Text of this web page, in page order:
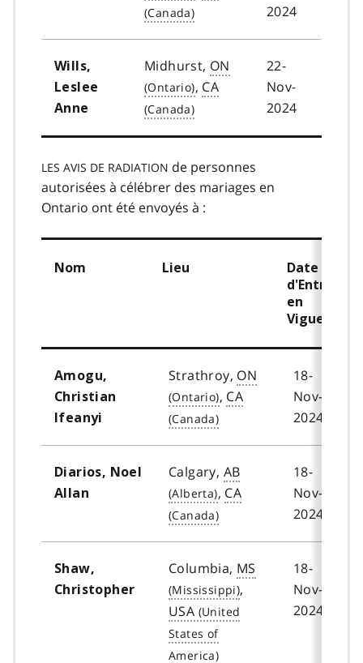
2024
Wills,
Leslee
Anne
Midhurst, ON
, CA
22-
Nov-
2024
LES AVIS DE RADIATION de personnes
autorisées à célébrer des mariages en
Ontario ont été envoyés à :
Nom Lieu
Date
d'Entrée
en
Vigueur
Amogu,
Christian
Ifeanyi
Strathroy, ON
, CA
18-
Nov-
2024
Diarios, Noel
Allan
Calgary, AB
, CA
18-
Nov-
2024
Shaw,
Christopher
Columbia, MS
,
USA
18-
Nov-
2024